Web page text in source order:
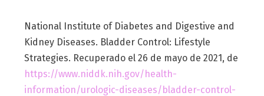
National Institute of Diabetes and Digestive and
Kidney Diseases. Bladder Control: Lifestyle
Strategies. Recuperado el 26 de mayo de 2021, de
https://www.niddk.nih.gov/health-
information/urologic-diseases/bladder-control-